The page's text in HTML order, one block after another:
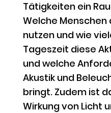
Tätigkeiten ein
Welche Menschen
nutzen und wie
Tageszeit diese
und welche
Akustik und
bringt. Zudem ist
Wirkung von Licht